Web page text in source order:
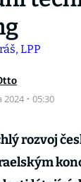
2024 · 05:30
rozvoj